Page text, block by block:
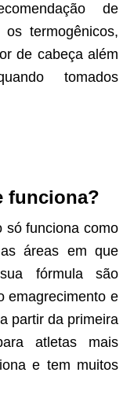
de
termogênicos,
de cabeça além
tomados
funciona?
só funciona como
áreas em que
fórmula são
emagrecimento e
partir da primeira
atletas mais
e tem muitos